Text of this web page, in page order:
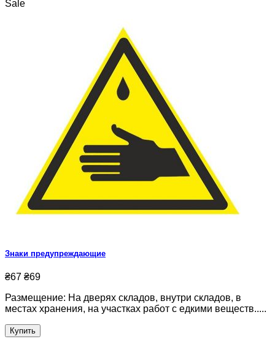
Sale
Знаки предупреждающие
₴67 ₴69
Размещение: На дверях складов, внутри складов, в
местах хранения, на участках работ с едкими веществ.....
Купить